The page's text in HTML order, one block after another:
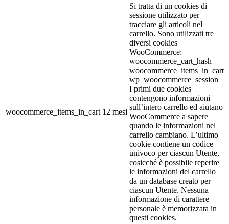
woocommerce_items_in_cart 12 mesi
Si tratta di un cookies di
sessione utilizzato per
tracciare gli articoli nel
carrello. Sono utilizzati tre
diversi cookies
WooCommerce:
woocommerce_cart_hash
woocommerce_items_in_cart
wp_woocommerce_session_
I primi due cookies
contengono informazioni
sull’intero carrello ed aiutano
WooCommerce a sapere
quando le informazioni nel
carrello cambiano. L’ultimo
cookie contiene un codice
univoco per ciascun Utente,
cosicché è possibile reperire
le informazioni del carrello
da un database creato per
ciascun Utente. Nessuna
informazione di carattere
personale è memorizzata in
questi cookies.